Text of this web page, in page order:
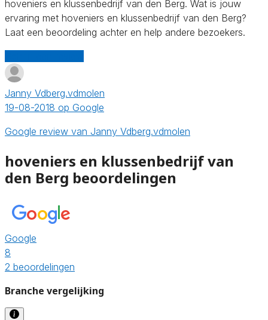
hoveniers en klussenbedrijf van den Berg. Wat is jouw
ervaring met hoveniers en klussenbedrijf van den Berg?
Laat een beoordeling achter en help andere bezoekers.
Janny Vdberg.vdmolen
19-08-2018 op Google
Google review van Janny Vdberg.vdmolen
hoveniers en klussenbedrijf van
den Berg beoordelingen
Google
8
2 beoordelingen
Branche vergelijking